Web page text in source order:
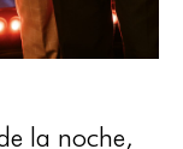
la noche,